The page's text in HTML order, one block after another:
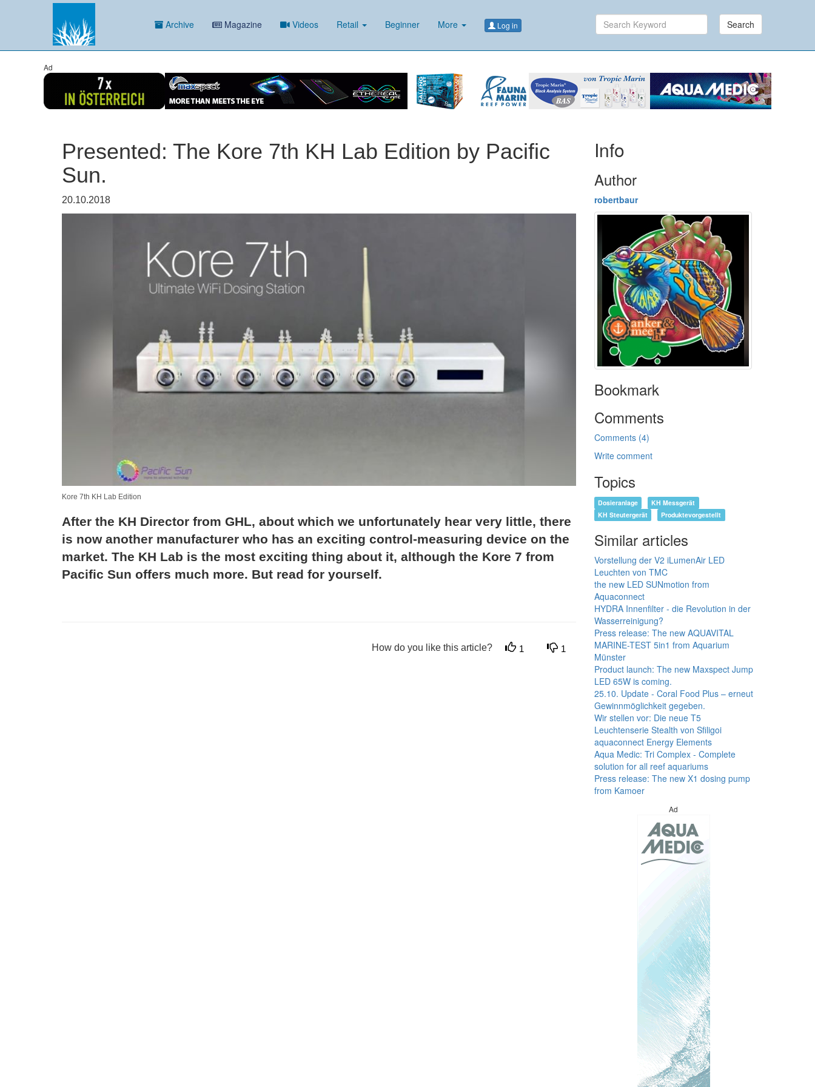
Archive Magazine Videos Retail Beginner More Log in Search
Ad
Presented: The Kore 7th KH Lab Edition by Pacific
Sun.
20.10.2018
Kore 7th KH Lab Edition
After the KH Director from GHL, about which we unfortunately hear very little, there
is now another manufacturer who has an exciting control-measuring device on the
market. The KH Lab is the most exciting thing about it, although the Kore 7 from
Pacific Sun offers much more. But read for yourself.
How do you like this article? 1 1
Info
Author
robertbaur
Bookmark
Comments
Comments (4)
Write comment
Topics
Dosieranlage
KH Messgerät
KH Steutergerät
Produktevorgestellt
Similar articles
Vorstellung der V2 iLumenAir LED
Leuchten von TMC
the new LED SUNmotion from
Aquaconnect
HYDRA Innenfilter - die Revolution in der
Wasserreinigung?
Press release: The new AQUAVITAL
MARINE-TEST 5in1 from Aquarium
Münster
Product launch: The new Maxspect Jump
LED 65W is coming.
25.10. Update - Coral Food Plus – erneut
Gewinnmöglichkeit gegeben.
Wir stellen vor: Die neue T5
Leuchtenserie Stealth von Sfiligoi
aquaconnect Energy Elements
Aqua Medic: Tri Complex - Complete
solution for all reef aquariums
Press release: The new X1 dosing pump
from Kamoer
Ad